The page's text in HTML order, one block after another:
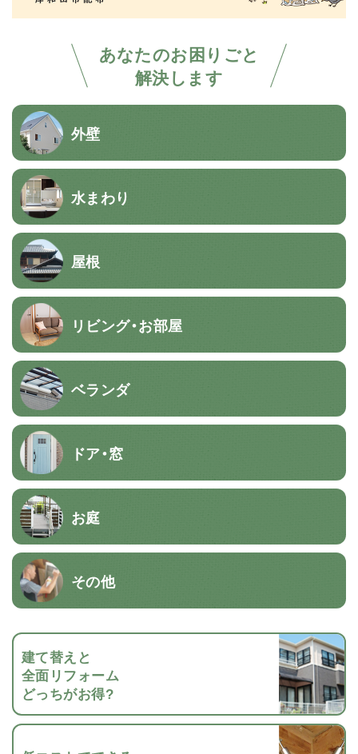
あなたのお困りごと
解決します
外壁
水まわり
屋根
リビング・お部屋
ベランダ
ドア・窓
お庭
その他
建て替えと
全面リフォーム
どっちがお得?